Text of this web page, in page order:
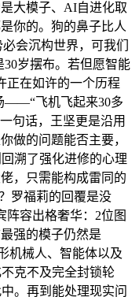
大模子、AI自进化取
你的。狗的鼻子比人
会沉构世界，可我们
岁摆布。若但愿智能
正在如许的一个历程
——“飞机飞起来30多
句话，王坚更是沿用
做的问题能否主要，
溯了强化进修的心理
，只需能构成雷同的
罗福莉的回覆是没
容出格奢华：2位图
强的模子仍然是
机械人、智能体以及
克不及完全封锁轮
。再到能处理现实问